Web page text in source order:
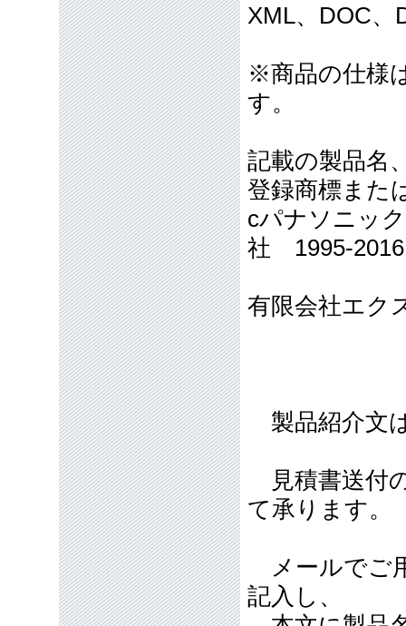
XML、DOC、
※商品の仕様
す。
記載の製品名
登録商標また
cパナソニッ
社 1995-2016
有限会社エク
製品紹介文
見積書送付
て承ります。
メールでご
記入し、